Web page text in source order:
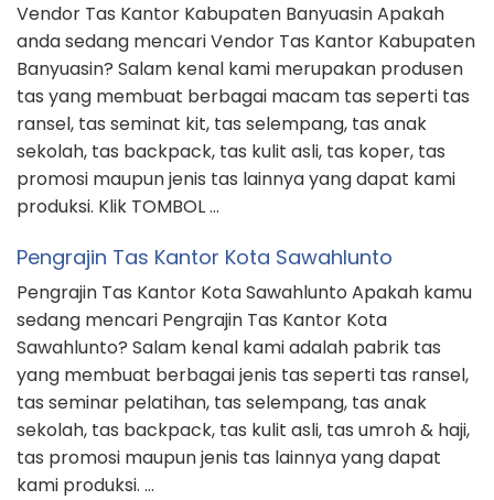
Vendor Tas Kantor Kabupaten Banyuasin Apakah
anda sedang mencari Vendor Tas Kantor Kabupaten
Banyuasin? Salam kenal kami merupakan produsen
tas yang membuat berbagai macam tas seperti tas
ransel, tas seminat kit, tas selempang, tas anak
sekolah, tas backpack, tas kulit asli, tas koper, tas
promosi maupun jenis tas lainnya yang dapat kami
produksi. Klik TOMBOL …
Pengrajin Tas Kantor Kota Sawahlunto
Pengrajin Tas Kantor Kota Sawahlunto Apakah kamu
sedang mencari Pengrajin Tas Kantor Kota
Sawahlunto? Salam kenal kami adalah pabrik tas
yang membuat berbagai jenis tas seperti tas ransel,
tas seminar pelatihan, tas selempang, tas anak
sekolah, tas backpack, tas kulit asli, tas umroh & haji,
tas promosi maupun jenis tas lainnya yang dapat
kami produksi. …